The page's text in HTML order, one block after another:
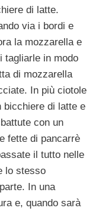
di latte.
via i bordi e
la mozzarella e
tagliarle in modo
di mozzarella
In più ciotole
bicchiere di latte e
con un
fette di pancarrè
il tutto nelle
lo stesso
In una
e, quando sarà